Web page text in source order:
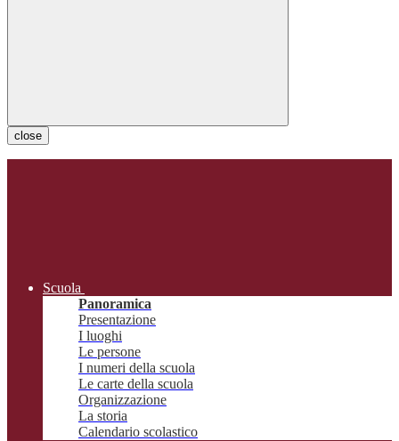
close
Scuola
Panoramica
Presentazione
I luoghi
Le persone
I numeri della scuola
Le carte della scuola
Organizzazione
La storia
Calendario scolastico